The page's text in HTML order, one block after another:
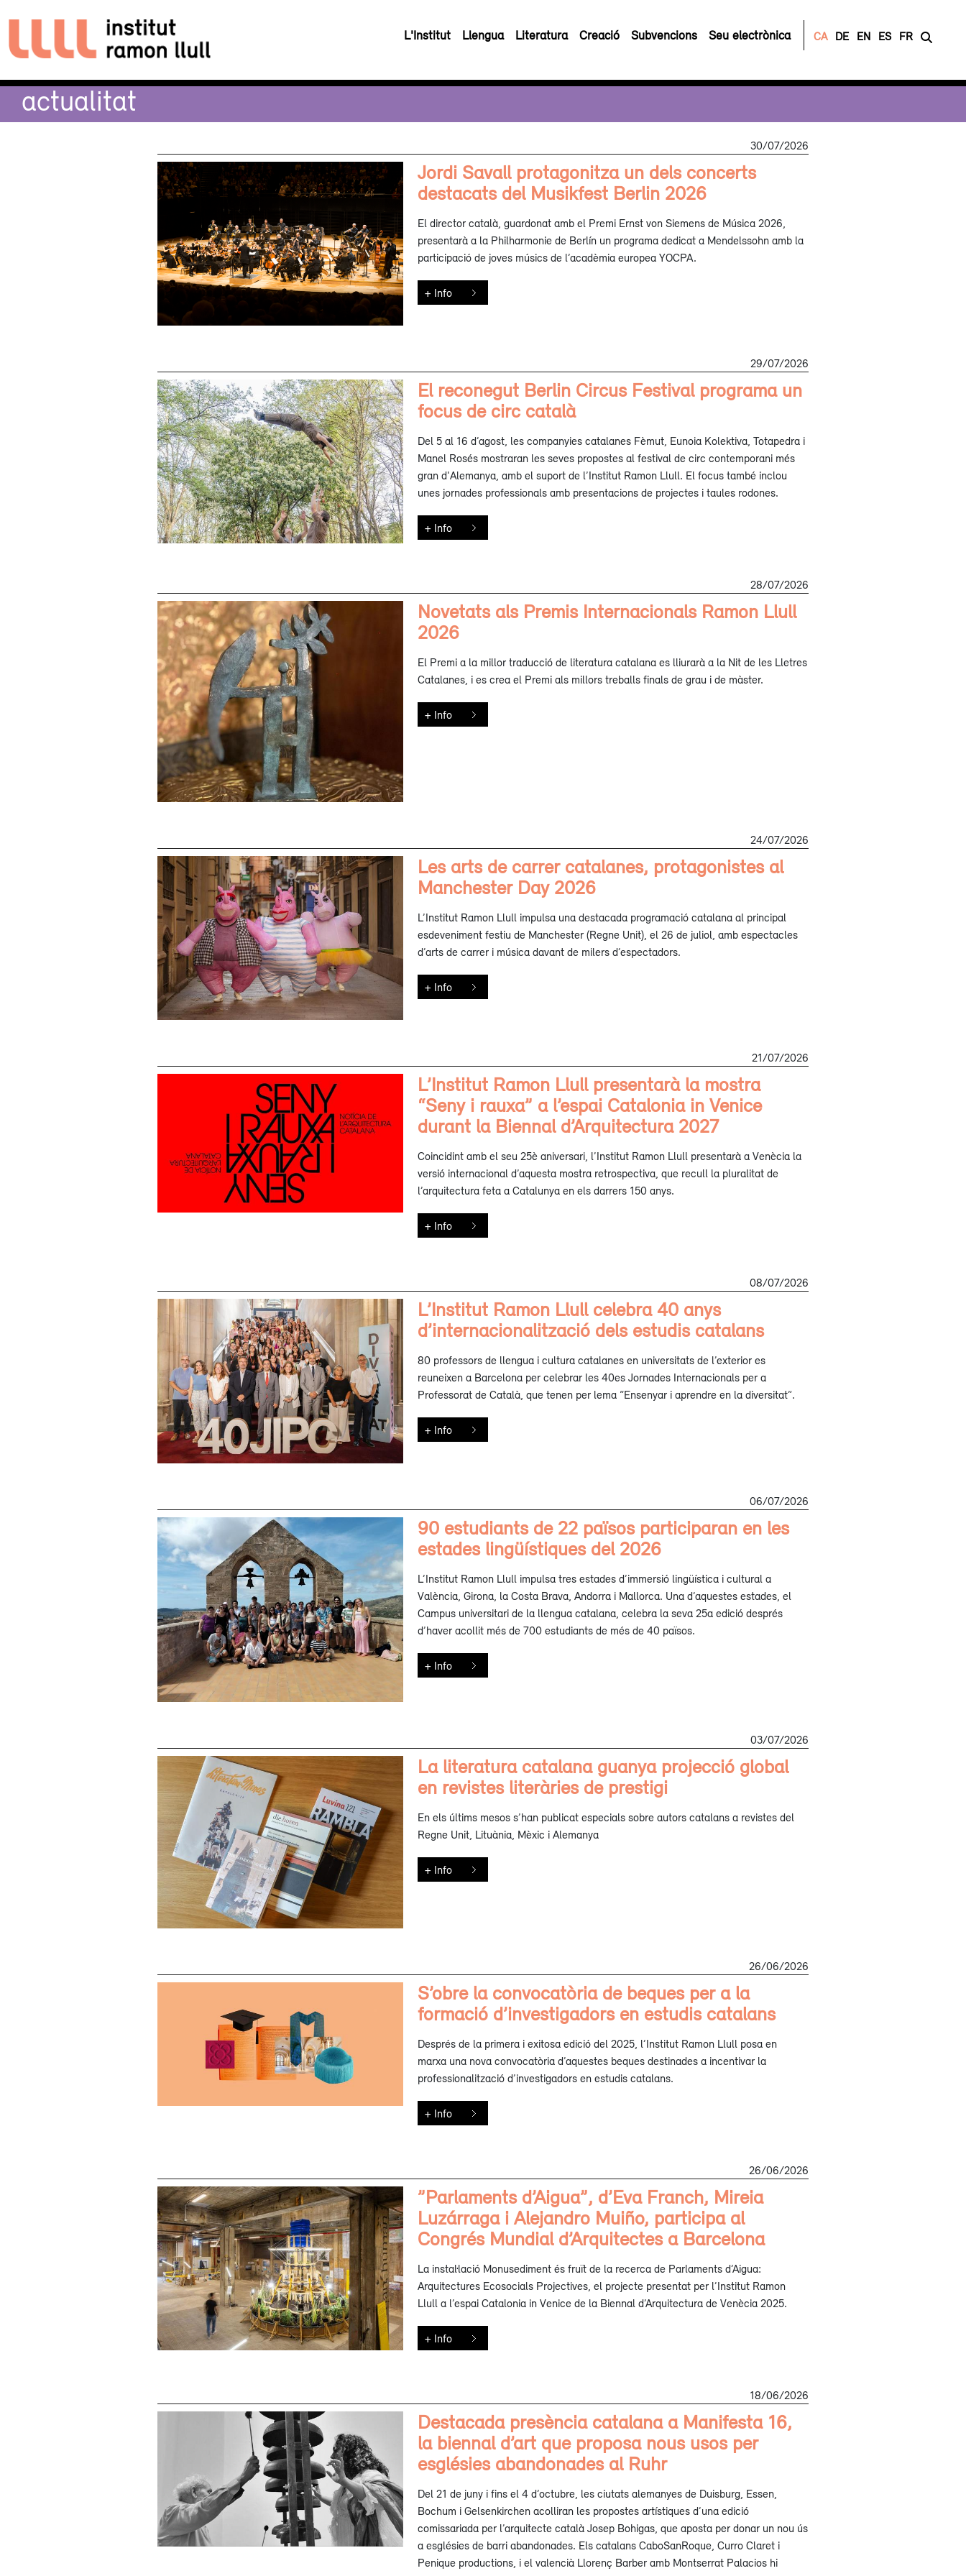
L'Institut Llengua Literatura Creació Subvencions Seu electrònica CA DE EN ES FR
actualitat
30/07/2026
Jordi Savall protagonitza un dels concerts
destacats del Musikfest Berlin 2026
El director català, guardonat amb el Premi Ernst von Siemens de Música 2026,
presentarà a la Philharmonie de Berlín un programa dedicat a Mendelssohn amb la
participació de joves músics de l’acadèmia europea YOCPA.
+ Info
29/07/2026
El reconegut Berlin Circus Festival programa un
focus de circ català
Del 5 al 16 d’agost, les companyies catalanes Fèmut, Eunoia Kolektiva, Totapedra i
Manel Rosés mostraran les seves propostes al festival de circ contemporani més
gran d'Alemanya, amb el suport de l’Institut Ramon Llull. El focus també inclou
unes jornades professionals amb presentacions de projectes i taules rodones.
+ Info
28/07/2026
Novetats als Premis Internacionals Ramon Llull
2026
El Premi a la millor traducció de literatura catalana es lliurarà a la Nit de les Lletres
Catalanes, i es crea el Premi als millors treballs finals de grau i de màster.
+ Info
24/07/2026
Les arts de carrer catalanes, protagonistes al
Manchester Day 2026
L’Institut Ramon Llull impulsa una destacada programació catalana al principal
esdeveniment festiu de Manchester (Regne Unit), el 26 de juliol, amb espectacles
d’arts de carrer i música davant de milers d’espectadors.
+ Info
21/07/2026
L’Institut Ramon Llull presentarà la mostra
“Seny i rauxa” a l’espai Catalonia in Venice
durant la Biennal d’Arquitectura 2027
Coincidint amb el seu 25è aniversari, l’Institut Ramon Llull presentarà a Venècia la
versió internacional d’aquesta mostra retrospectiva, que recull la pluralitat de
l’arquitectura feta a Catalunya en els darrers 150 anys.
+ Info
08/07/2026
L’Institut Ramon Llull celebra 40 anys
d’internacionalització dels estudis catalans
80 professors de llengua i cultura catalanes en universitats de l’exterior es
reuneixen a Barcelona per celebrar les 40es Jornades Internacionals per a
Professorat de Català, que tenen per lema “Ensenyar i aprendre en la diversitat”.
+ Info
06/07/2026
90 estudiants de 22 països participaran en les
estades lingüístiques del 2026
L’Institut Ramon Llull impulsa tres estades d’immersió lingüística i cultural a
València, Girona, la Costa Brava, Andorra i Mallorca. Una d’aquestes estades, el
Campus universitari de la llengua catalana, celebra la seva 25a edició després
d’haver acollit més de 700 estudiants de més de 40 països.
+ Info
03/07/2026
La literatura catalana guanya projecció global
en revistes literàries de prestigi
En els últims mesos s’han publicat especials sobre autors catalans a revistes del
Regne Unit, Lituània, Mèxic i Alemanya
+ Info
26/06/2026
S’obre la convocatòria de beques per a la
formació d’investigadors en estudis catalans
Després de la primera i exitosa edició del 2025, l’Institut Ramon Llull posa en
marxa una nova convocatòria d’aquestes beques destinades a incentivar la
professionalització d’investigadors en estudis catalans.
+ Info
26/06/2026
”Parlaments d’Aigua”, d’Eva Franch, Mireia
Luzárraga i Alejandro Muiño, participa al
Congrés Mundial d’Arquitectes a Barcelona
La instal·lació Monusediment és fruït de la recerca de Parlaments d’Aigua:
Arquitectures Ecosocials Projectives, el projecte presentat per l’Institut Ramon
Llull a l’espai Catalonia in Venice de la Biennal d’Arquitectura de Venècia 2025.
+ Info
18/06/2026
Destacada presència catalana a Manifesta 16,
la biennal d’art que proposa nous usos per
esglésies abandonades al Ruhr
Del 21 de juny i fins el 4 d’octubre, les ciutats alemanyes de Duisburg, Essen,
Bochum i Gelsenkirchen acolliran les propostes artístiques d’una edició
comissariada per l’arquitecte català Josep Bohigas, que aposta per donar un nou ús
a esglésies de barri abandonades. Els catalans CaboSanRoque, Curro Claret i
Penique productions, i el valencià Llorenç Barber amb Montserrat Palacios hi